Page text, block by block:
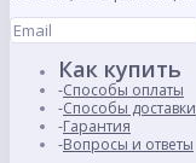
Как купить
Способы оплаты
Способы доставки
Гарантия
Вопросы и ответы